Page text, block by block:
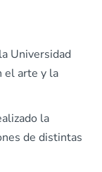
Universidad
el arte y la
la
de distintas